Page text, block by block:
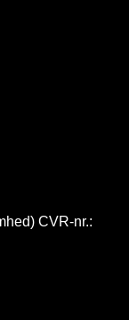
CVR-nr.: